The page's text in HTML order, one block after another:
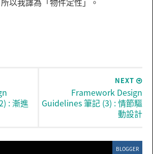
NEXT
Framework Design
Guidelines 筆記 (3) : 情節驅
動設計
: 漸進
BLOGGER